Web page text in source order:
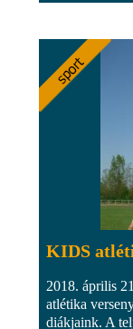
KIDS
2018. április
atlétika
diákjaink. A